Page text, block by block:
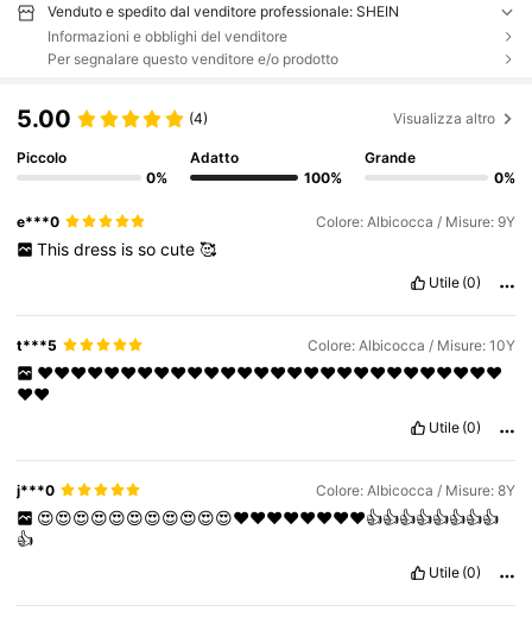
Venduto e spedito dal venditore professionale: SHEIN
Informazioni e obblighi del venditore
Per segnalare questo venditore e/o prodotto
5.00 (4) Visualizza altro
Piccolo
0%
Adatto
100%
Grande
0%
e***0 Colore: Albicocca / Misure: 9Y
This dress is so cute 🥰
Utile (0)
t***5 Colore: Albicocca / Misure: 10Y
❤️❤️❤️❤️❤️❤️❤️❤️❤️❤️❤️❤️❤️❤️❤️❤️❤️❤️❤️❤️❤️❤️❤️❤️❤️❤️❤️❤️
❤️❤️
Utile (0)
j***0 Colore: Albicocca / Misure: 8Y
😍😍😍😍😍😍😍😍😍😍😍❤️❤️❤️❤️❤️❤️❤️❤️👍👍👍👍👍👍👍👍
👍
Utile (0)